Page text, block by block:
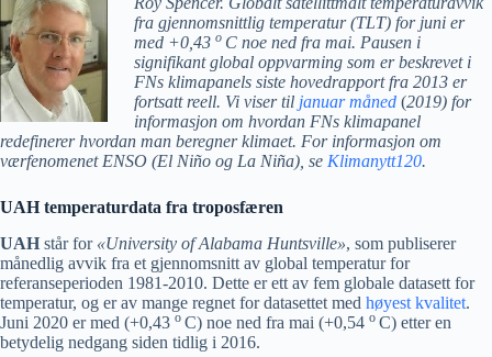
fra gjennomsnittlig temperatur (TLT) for juni er
med +0,43 o C noe ned fra mai. Pausen i
signifikant global oppvarming som er beskrevet i
FNs klimapanels siste hovedrapport fra 2013 er
fortsatt reell. Vi viser til januar måned (2019) for
informasjon om hvordan FNs klimapanel
redefinerer hvordan man beregner klimaet. For informasjon om
værfenomenet ENSO (El Niño og La Niña), se Klimanytt120.
UAH temperaturdata fra troposfæren
UAH står for «University of Alabama Huntsville», som publiserer
månedlig avvik fra et gjennomsnitt av global temperatur for
referanseperioden 1981-2010. Dette er ett av fem globale datasett for
temperatur, og er av mange regnet for datasettet med høyest kvalitet.
Juni 2020 er med (+0,43 o C) noe ned fra mai (+0,54 o C) etter en
betydelig nedgang siden tidlig i 2016.